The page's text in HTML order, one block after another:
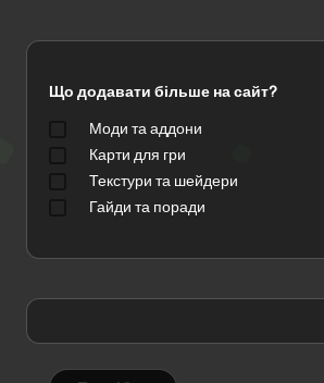
Що додавати більше на сайт?
Моди та аддони
Карти для гри
Текстури та шейдери
Гайди та поради